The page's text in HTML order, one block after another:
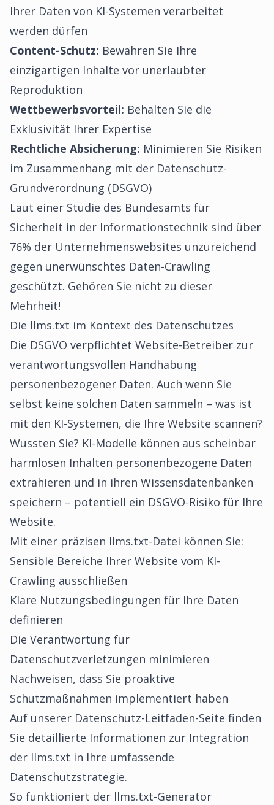
Ihrer Daten von KI-Systemen verarbeitet
werden dürfen
Content-Schutz: Bewahren Sie Ihre
einzigartigen Inhalte vor unerlaubter
Reproduktion
Wettbewerbsvorteil: Behalten Sie die
Exklusivität Ihrer Expertise
Rechtliche Absicherung: Minimieren Sie Risiken
im Zusammenhang mit der Datenschutz-
Grundverordnung (DSGVO)
Laut einer Studie des Bundesamts für
Sicherheit in der Informationstechnik sind über
76% der Unternehmenswebsites unzureichend
gegen unerwünschtes Daten-Crawling
geschützt. Gehören Sie nicht zu dieser
Mehrheit!
Die llms.txt im Kontext des Datenschutzes
Die DSGVO verpflichtet Website-Betreiber zur
verantwortungsvollen Handhabung
personenbezogener Daten. Auch wenn Sie
selbst keine solchen Daten sammeln – was ist
mit den KI-Systemen, die Ihre Website scannen?
Wussten Sie? KI-Modelle können aus scheinbar
harmlosen Inhalten personenbezogene Daten
extrahieren und in ihren Wissensdatenbanken
speichern – potentiell ein DSGVO-Risiko für Ihre
Website.
Mit einer präzisen llms.txt-Datei können Sie:
Sensible Bereiche Ihrer Website vom KI-
Crawling ausschließen
Klare Nutzungsbedingungen für Ihre Daten
definieren
Die Verantwortung für
Datenschutzverletzungen minimieren
Nachweisen, dass Sie proaktive
Schutzmaßnahmen implementiert haben
Auf unserer Datenschutz-Leitfaden-Seite finden
Sie detaillierte Informationen zur Integration
der llms.txt in Ihre umfassende
Datenschutzstrategie.
So funktioniert der llms.txt-Generator